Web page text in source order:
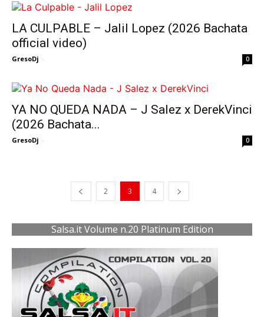
LA CULPABLE – Jalil Lopez (2026 Bachata
official video)
GresoDj - 0
YA NO QUEDA NADA – J Salez x DerekVinci
(2026 Bachata...
GresoDj - 0
2 3 4
Salsa.it Volume n.20 Platinum Edition